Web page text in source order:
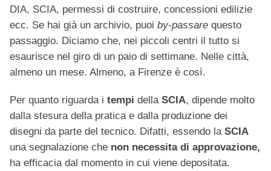
DIA, SCIA, permessi di costruire, concessioni edilizie
ecc. Se hai già un archivio, puoi by-passare questo
passaggio. Diciamo che, nei piccoli centri il tutto si
esaurisce nel giro di un paio di settimane. Nelle città,
almeno un mese. Almeno, a Firenze è così.
Per quanto riguarda i tempi della SCIA, dipende molto
dalla stesura della pratica e dalla produzione dei
disegni da parte del tecnico. Difatti, essendo la SCIA
una segnalazione che non necessita di approvazione,
ha efficacia dal momento in cui viene depositata.